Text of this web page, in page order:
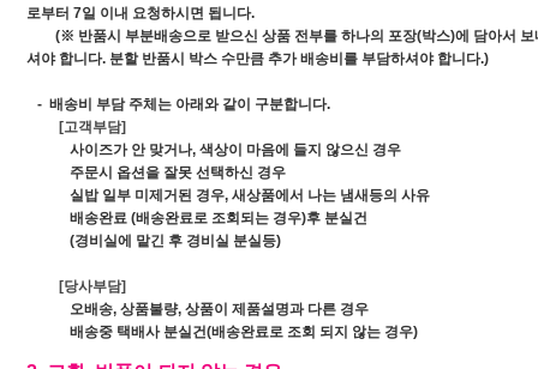
로부터 7일 이내 요청하시면 됩니다.
(※ 반품시 부분배송으로 받으신 상품 전부를 하나의 포장(박스)에 담아서 보
셔야 합니다. 분할 반품시 박스 수만큼 추가 배송비를 부담하셔야 합니다.)
- 배송비 부담 주체는 아래와 같이 구분합니다.
[고객부담]
사이즈가 안 맞거나, 색상이 마음에 들지 않으신 경우
주문시 옵션을 잘못 선택하신 경우
실밥 일부 미제거된 경우, 새상품에서 나는 냄새등의 사유
배송완료 (배송완료로 조회되는 경우)후 분실건
(경비실에 맡긴 후 경비실 분실등)
[당사부담]
오배송, 상품불량, 상품이 제품설명과 다른 경우
배송중 택배사 분실건(배송완료로 조회 되지 않는 경우)